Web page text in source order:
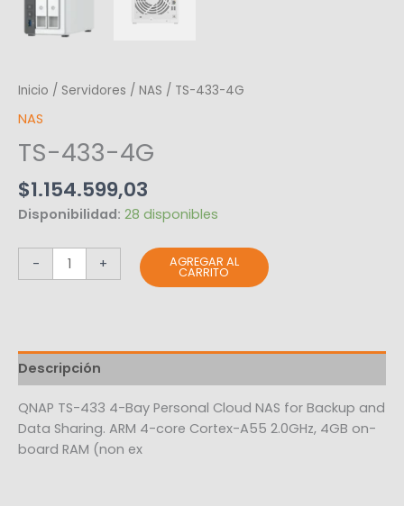
Inicio / Servidores / NAS / TS-433-4G
NAS
TS-433-4G
$1.154.599,03
Disponibilidad: 28 disponibles
- + AGREGAR AL
CARRITO
Descripción
QNAP TS-433 4-Bay Personal Cloud NAS for Backup and
Data Sharing. ARM 4-core Cortex-A55 2.0GHz, 4GB on-
board RAM (non ex